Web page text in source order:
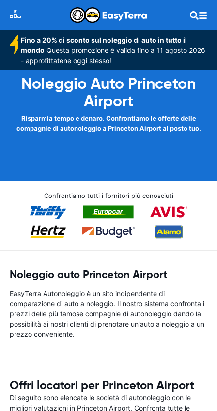
Fino a 20% di sconto sul noleggio di auto in tutto il
mondo Questa promozione è valida fino a 11 agosto 2026
- approfittatene oggi stesso!
Noleggio Auto Princeton
Airport
Risparmia tempo e denaro. Confrontiamo le offerte delle
compagnie di autonoleggio a Princeton Airport al posto tuo.
Confrontiamo tutti i fornitori più conosciuti
Noleggio auto Princeton Airport
EasyTerra Autonoleggio è un sito indipendente di
comparazione di auto a noleggio. Il nostro sistema confronta i
prezzi delle più famose compagnie di autonoleggio dando la
possibilità ai nostri clienti di prenotare un'auto a noleggio a un
prezzo conveniente.
Offri locatori per Princeton Airport
Di seguito sono elencate le società di autonoleggio con le
migliori valutazioni in Princeton Airport. Confronta tutte le